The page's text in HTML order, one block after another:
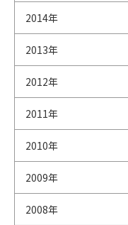
2014年
2013年
2012年
2011年
2010年
2009年
2008年